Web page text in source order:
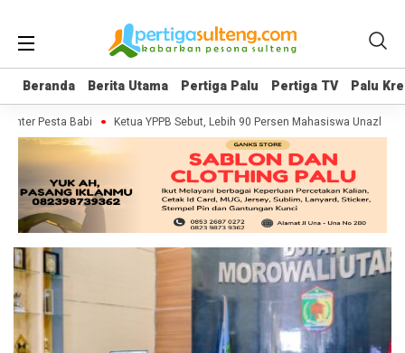
Beranda Berita Utama Pertiga Palu Pertiga TV Palu
Beranda Berita Utama Pertiga Palu Pertiga TV Palu
Pesta Babi Ketua YPPB Sebut, Lebih 90 Persen Mahasiswa Unazlam